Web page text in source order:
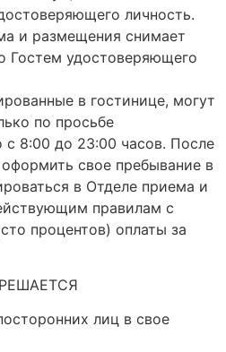
личность.
и размещения снимает
Гостем удостоверяющего
в гостинице, могут
по просьбе
8:00 до 23:00 часов. После
свое пребывание в
в Отделе приема и
правилам с
процентов) оплаты за
лиц в свое